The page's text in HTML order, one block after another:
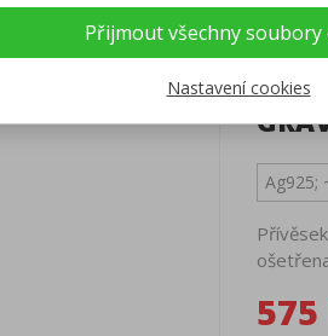
gravírem
Ag925;
575
Přijmout všechny soubory
Nastavení cookies